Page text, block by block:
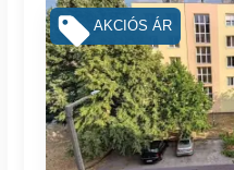
AKCIÓS ÁR